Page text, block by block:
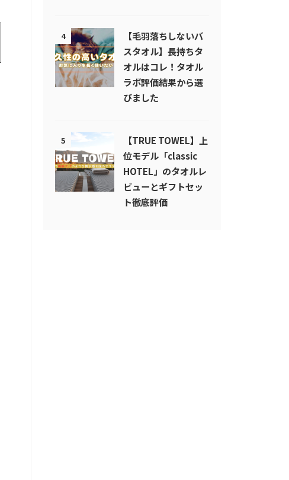
4
【毛羽落ちしないバ
スタオル】長持ちタ
オルはコレ！タオル
ラボ評価結果から選
びました
5
【TRUE TOWEL】上
位モデル「classic
HOTEL」のタオルレ
ビューとギフトセッ
ト徹底評価